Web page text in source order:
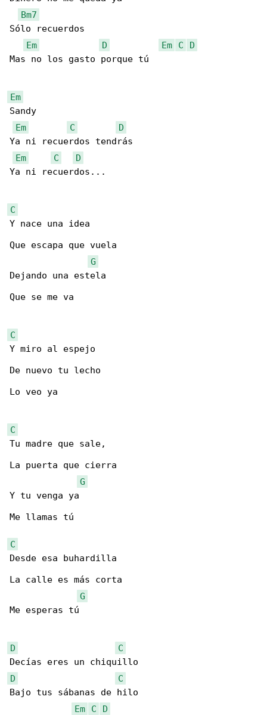
Bm7
Sólo recuerdos
Em
D Em C
D
Mas no los gasto porque tú
Em
Sandy
Em
C
D
Ya ni recuerdos tendrás
Em
C
D
Ya ni recuerdos...
C
Y nace una idea
Que escapa que vuela
G
Dejando una estela
Que se me va
C
Y miro al espejo
De nuevo tu lecho
Lo veo ya
C
Tu madre que sale,
La puerta que cierra
G
Y tu venga ya
Me llamas tú
C
Desde esa buhardilla
La calle es más corta
G
Me esperas tú
D
C
D
C
Bajo tus sábanas de hilo
Em
C D